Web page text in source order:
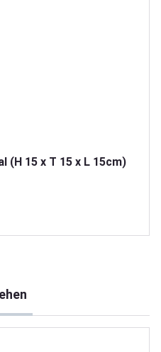
(H 15 x T 15 x L 15cm)
von 5 von 5 Sternen